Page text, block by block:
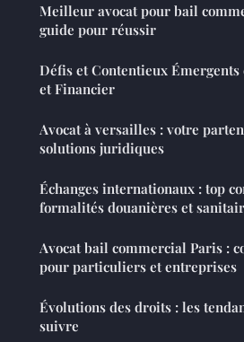
Meilleur avocat pour bail
guide pour réussir
Défis et Contentieux
et Financier
Avocat à versailles : votre
solutions juridiques
Échanges internationaux : top
formalités douanières et
Avocat bail commercial Paris :
pour particuliers et entreprises
Évolutions des droits : les
suivre